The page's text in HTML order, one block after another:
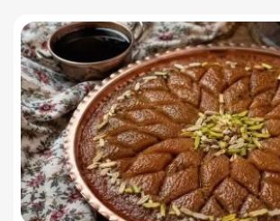
توصیه‌های مهم برای دفع انواع حشرات در خانه
14 مرداد 1405
طرز تهیه آلبالو شور خانگی؛ خوش‌رنگ و بدون کپک
14 مرداد 1405
طرز تهیه پنکیک با شیره انگور؛ صبحانه‌ای سالم و انرژی‌بخش